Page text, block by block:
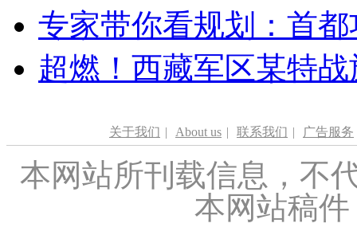
专家带你看规划：首
超燃！西藏军区某特
关于我们 | About us | 联系我们 | 广告服务
本网站所刊载信息，不
本网站稿